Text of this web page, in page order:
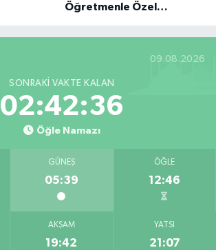
Öğretmenle Özel
09.08.2026
SONRAKI VAKTE KALAN
02:42:36
Öğle Namazı
GÜNEŞ
05:39
ÖĞLE
12:46
AKŞAM
19:42
YATSI
21:07